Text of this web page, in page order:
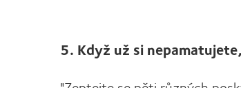
5. Když už si